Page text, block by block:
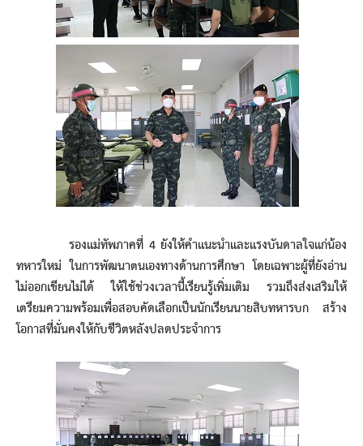
รองแม่ทัพภาคที่ 4 ยังให้คำแนะนำและแรงบันดาลใจแก่น้อง
ทหารใหม่ ในการพัฒนาตนเองทางด้านการศึกษา โดยเฉพาะผู้ที่ยังอ่าน
ไม่ออกเขียนไม่ได้ ให้ใช้ช่วงเวลานี้เรียนรู้เพิ่มเติม รวมถึงส่งเสริมให้
เตรียมความพร้อมเพื่อสอบคัดเลือกเป็นนักเรียนนายสิบทหารบก สร้าง
โอกาสที่มั่นคงให้กับชีวิตหลังปลดประจำการ